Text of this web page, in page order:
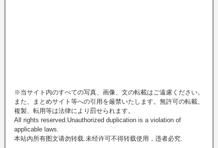
※当サイト内のすべての写真、画像、文の転載はご遠慮ください。
また、まとめサイト等への引用を厳禁いたします。無許可の転載、
複製、転用等は法律により罰せられます。
All rights reserved.Unauthorized duplication is a violation of
applicable laws.
本站內所有图文请勿转载.未经许可不得转载使用，违者必究.